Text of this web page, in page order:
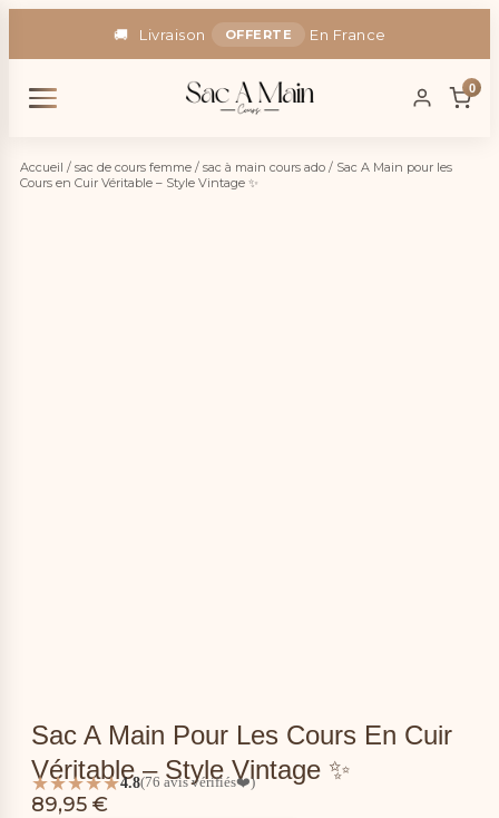
0
Accueil / sac de cours femme / sac à main cours ado / Sac A Main pour les
Cours en Cuir Véritable – Style Vintage ✨
Sac A Main Pour Les Cours En Cuir
Véritable – Style Vintage ✨
★★★★★4.8(76 avis vérifiés❤️)
89,95 €